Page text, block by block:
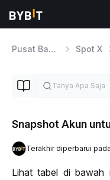
Pusat Bantuan Spot X
Snapshot Akun
Terakhir diperbarui
Lihat tabel di bawah